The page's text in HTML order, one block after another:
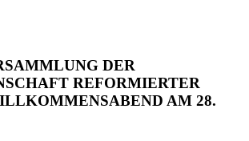
DER
REFORMIERTER
AM 28.